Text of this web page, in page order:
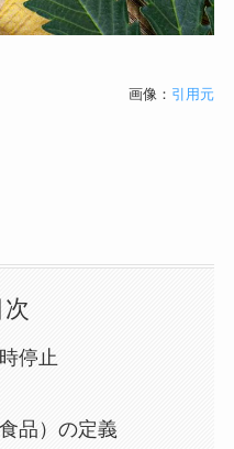
画像： 引用元
次
停止
品）の定義